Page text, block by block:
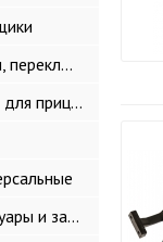
Кнопки, клавиши, переключатели
Комплектующие для прицепов
Лебёдки, аксессуары и запчасти